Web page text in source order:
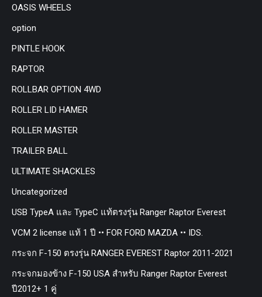
OASIS WHEELS
option
PINTLE HOOK
RAPTOR
ROLLBAR OPTION 4WD
ROLLER LID HAMER
ROLLER MASTER
TRAILER BALL
ULTIMATE SHACKLES
Uncategorized
USB TypeA และ TypeC แท้ตรงรุ่น Ranger Raptor Everest
VCM 2 license แท้ 1 ปี •• FOR FORD MAZDA •• IDS.
กระจก F-150 ตรงรุ่น RANGER EVEREST Raptor 2011-2021
กระจกมองข้าง F-150 USA สำหรับ Ranger Raptor Everest
ปี2012+ 1 คู่